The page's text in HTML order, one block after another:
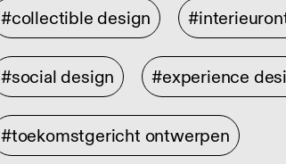
#collectible design
#social design #experience
#toekomstgericht ontwerpen